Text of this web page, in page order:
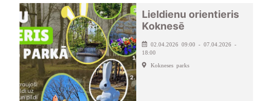
Lieldienu orientieris
Koknesē
02.04.2026 09:00 - 07.04.2026 -
18:00
Kokneses parks